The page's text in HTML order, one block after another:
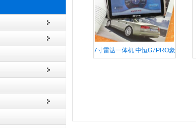
7寸雷达一体机 中恒G7PRO豪